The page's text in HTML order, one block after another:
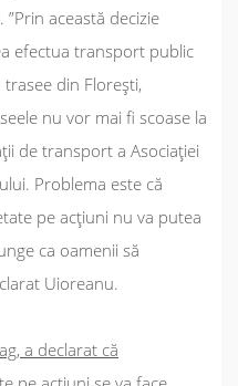
”Prin această decizie
efectua transport public
din Florești,
nu vor mai fi scoase la
de transport a Asociației
Problema este că
pe acțiuni nu va putea
ca oamenii să
Uioreanu.
a declarat că